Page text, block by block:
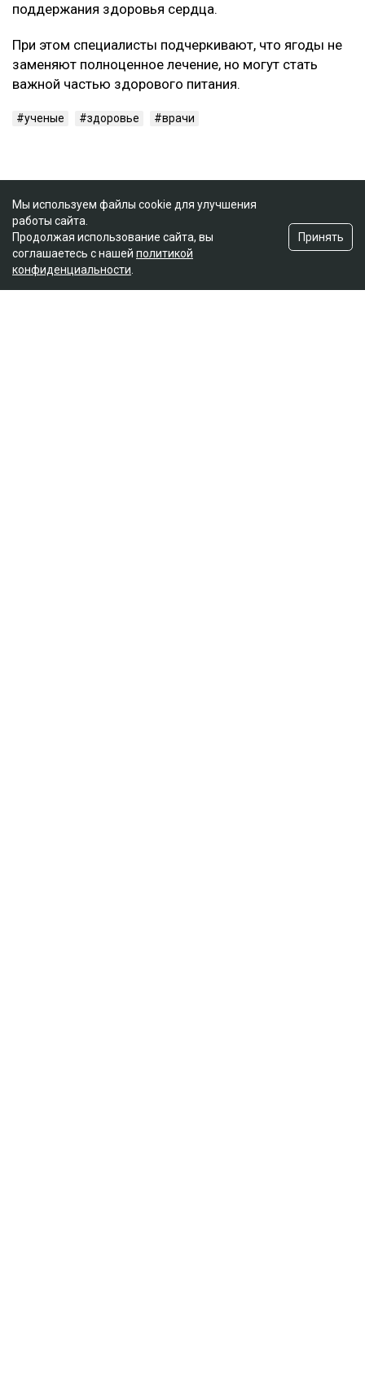
поддержания здоровья сердца.
При этом специалисты подчеркивают, что ягоды не
заменяют полноценное лечение, но могут стать
важной частью здорового питания.
ученые здоровье врачи
Мы используем файлы cookie для улучшения
работы сайта.
Продолжая использование сайта, вы
соглашаетесь с нашей политикой
конфиденциальности
Принять